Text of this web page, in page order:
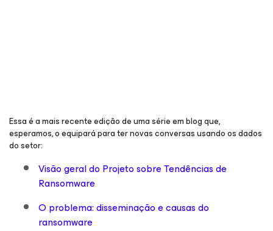
Essa é a mais recente edição de uma série em blog que,
esperamos, o equipará para ter novas conversas usando os dados
do setor:
Visão geral do Projeto sobre Tendências de
Ransomware
O problema: disseminação e causas do
ransomware